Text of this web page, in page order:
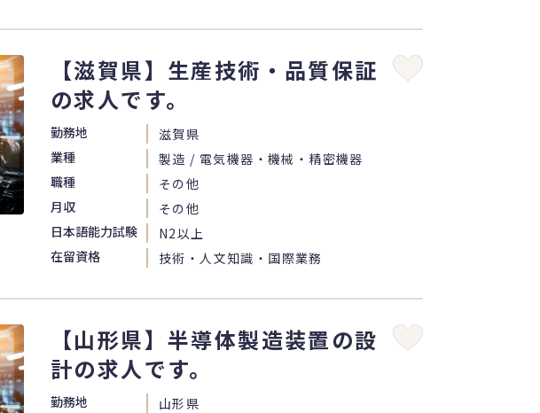
【滋賀県】生産技術・品質保証
の求人です。
勤務地
滋賀県
業種
製造 / 電気機器・機械・精密機器
職種
その他
月収
その他
日本語能力試験
N2以上
在留資格
技術・人文知識・国際業務
【山形県】半導体製造装置の設
計の求人です。
勤務地
山形県